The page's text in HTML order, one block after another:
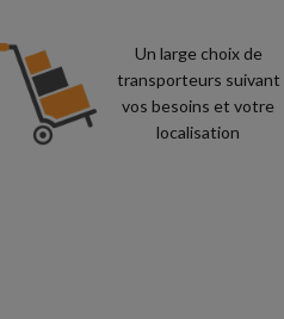
Un large choix de
transporteurs suivant
vos besoins et votre
localisation